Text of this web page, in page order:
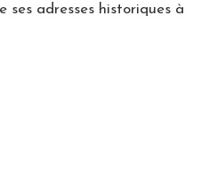
ses adresses historiques à